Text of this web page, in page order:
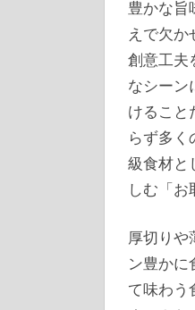
豊かな旨
えで欠か
創意工夫
なシーン
けること
らず多
級食材と
しむ「お
厚切りや
ン豊かに
て味わう